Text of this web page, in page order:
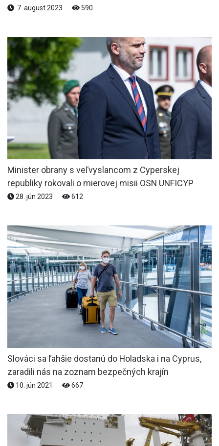
7. august 2023 590
Minister obrany s veľvyslancom z Cyperskej
republiky rokovali o mierovej misii OSN UNFICYP
28. jún 2023 612
Slováci sa ľahšie dostanú do Holadska i na Cyprus,
zaradili nás na zoznam bezpečných krajín
10. jún 2021 667